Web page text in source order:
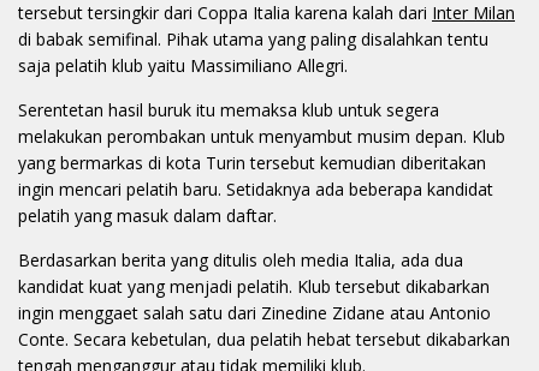
tersebut tersingkir dari Coppa Italia karena kalah dari Inter Milan
di babak semifinal. Pihak utama yang paling disalahkan tentu
saja pelatih klub yaitu Massimiliano Allegri.
Serentetan hasil buruk itu memaksa klub untuk segera
melakukan perombakan untuk menyambut musim depan. Klub
yang bermarkas di kota Turin tersebut kemudian diberitakan
ingin mencari pelatih baru. Setidaknya ada beberapa kandidat
pelatih yang masuk dalam daftar.
Berdasarkan berita yang ditulis oleh media Italia, ada dua
kandidat kuat yang menjadi pelatih. Klub tersebut dikabarkan
ingin menggaet salah satu dari Zinedine Zidane atau Antonio
Conte. Secara kebetulan, dua pelatih hebat tersebut dikabarkan
tengah menganggur atau tidak memiliki klub.